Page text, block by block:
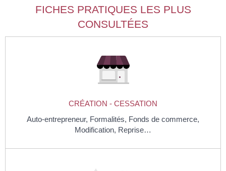
FICHES PRATIQUES LES PLUS
CONSULTÉES
CRÉATION - CESSATION
Auto-entrepreneur, Formalités, Fonds de commerce,
Modification, Reprise…